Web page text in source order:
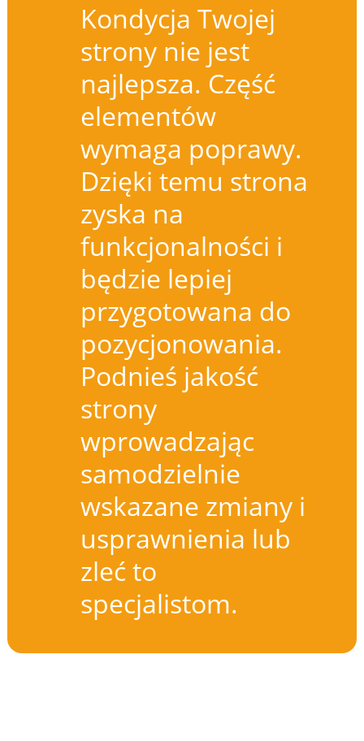
Kondycja Twojej
strony nie jest
najlepsza. Część
elementów
wymaga poprawy.
Dzięki temu strona
zyska na
funkcjonalności i
będzie lepiej
przygotowana do
pozycjonowania.
Podnieś jakość
strony
wprowadzając
samodzielnie
wskazane zmiany i
usprawnienia lub
zleć to
specjalistom.